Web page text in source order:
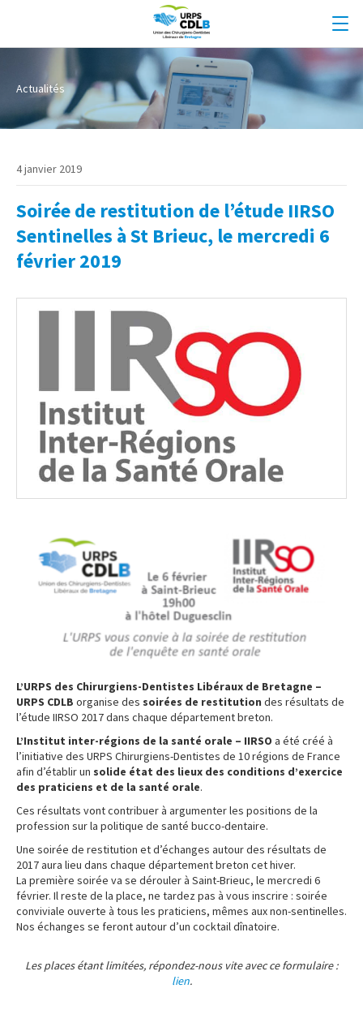
Actualités
4 janvier 2019
Soirée de restitution de l’étude IIRSO
Sentinelles à St Brieuc, le mercredi 6
février 2019
L’URPS des Chirurgiens-Dentistes Libéraux de Bretagne –
URPS CDLB organise des soirées de restitution des résultats de
l’étude IIRSO 2017 dans chaque département breton.
L’Institut inter-régions de la santé orale – IIRSO a été créé à
l’initiative des URPS Chirurgiens-Dentistes de 10 régions de France
afin d’établir un solide état des lieux des conditions d’exercice
des praticiens et de la santé orale.
Ces résultats vont contribuer à argumenter les positions de la
profession sur la politique de santé bucco-dentaire.
Une soirée de restitution et d’échanges autour des résultats de
2017 aura lieu dans chaque département breton cet hiver.
La première soirée va se dérouler à Saint-Brieuc, le mercredi 6
février. Il reste de la place, ne tardez pas à vous inscrire : soirée
conviviale ouverte à tous les praticiens, mêmes aux non-sentinelles.
Nos échanges se feront autour d’un cocktail dînatoire.
Les places étant limitées, répondez-nous vite avec ce formulaire :
lien.